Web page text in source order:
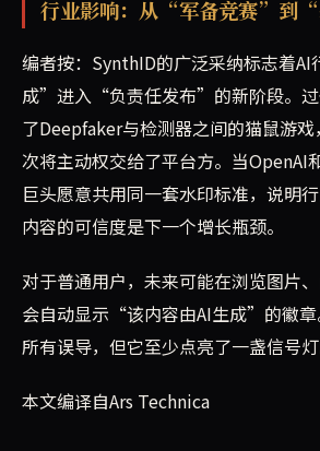
行业影响：从“军备竞赛”到“
编者按：SynthID的广泛采纳标志着
成”进入“负责任发布”的新阶段。过
了Deepfaker与检测器之间的猫鼠游
次将主动权交给了平台方。当OpenAI
巨头愿意共用同一套水印标准，说明
内容的可信度是下一个增长瓶颈。
对于普通用户，未来可能在浏览图片
会自动显示“该内容由AI生成”的徽
所有误导，但它至少点亮了一盏信号灯
本文编译自Ars Technica